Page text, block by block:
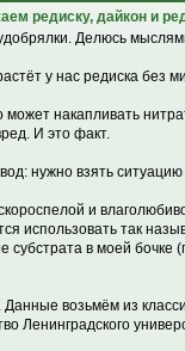
редиску, дайкон и
Делюсь
у нас редиска без
может накапливать
И это факт.
нужно взять ситуацию
и
использовать так
субстрата в моей бочке
Данные возьмём из
Ленинградского